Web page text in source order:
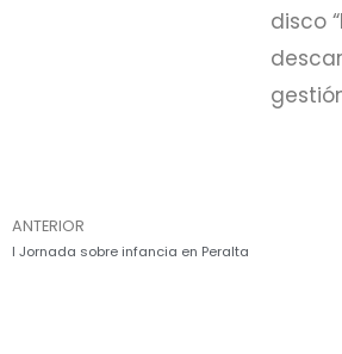
disco
ANTERIOR
I Jornada sobre infancia en Peralta